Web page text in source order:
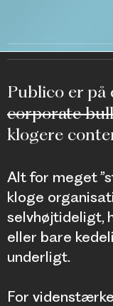
Publico er på
corporate
klogere
Alt for meget
kloge
selvhøjtideligt,
eller bare
underligt.
For